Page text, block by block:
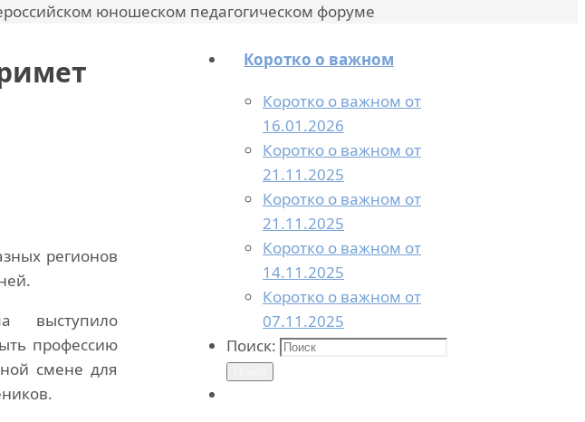
юношеском педагогическом форуме
регионов
выступило
профессию
смене для
Коротко о важном
Коротко о важном от
16.01.2026
Коротко о важном от
21.11.2025
Коротко о важном от
21.11.2025
Коротко о важном от
14.11.2025
Коротко о важном от
07.11.2025
Поиск: